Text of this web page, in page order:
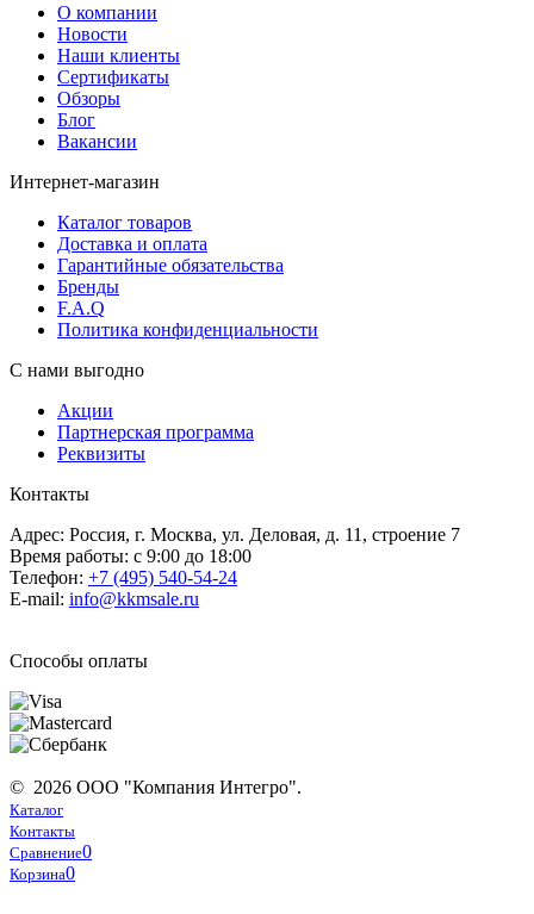
О компании
Новости
Наши клиенты
Сертификаты
Обзоры
Блог
Вакансии
Интернет-магазин
Каталог товаров
Доставка и оплата
Гарантийные обязательства
Бренды
F.A.Q
Политика конфиденциальности
С нами выгодно
Акции
Партнерская программа
Реквизиты
Контакты
Адрес: Россия, г. Москва, ул. Деловая, д. 11, строение 7
Время работы: с 9:00 до 18:00
Телефон: +7 (495) 540-54-24
E-mail: info@kkmsale.ru
Способы оплаты
© 2026 ООО "Компания Интегро".
Каталог
Контакты
Сравнение0
Корзина0